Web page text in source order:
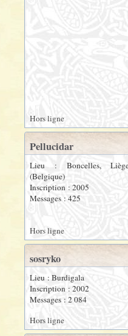
Hors ligne
Pellucidar
Lieu : Boncelles,
(Belgique)
Inscription : 2005
Messages : 425
Hors ligne
sosryko
Lieu : Burdigala
Inscription : 2002
Messages : 2 084
Hors ligne